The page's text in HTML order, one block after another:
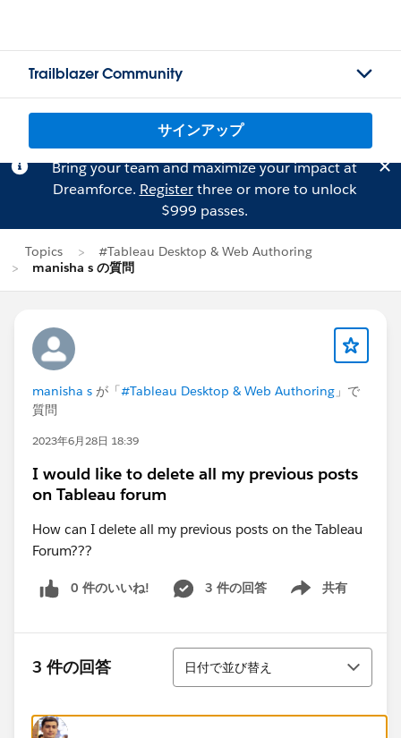
Trailblazer Community
サインアップ
Bring your team and maximize your impact at
Dreamforce. Registerthree or more to unlock
$999 passes.
Topics
#Tableau Desktop & Web Authoring
manisha s の質問
manisha s が「#Tableau Desktop & Web Authoring 」で
質問
2023年6月28日 18:39
I would like to delete all my previous posts
on Tableau forum
How can I delete all my previous posts on the Tableau
Forum???
0 件のいいね! 3 件の回答 共有
Show menu
3 件の回答
並び替え
日付で並び替え